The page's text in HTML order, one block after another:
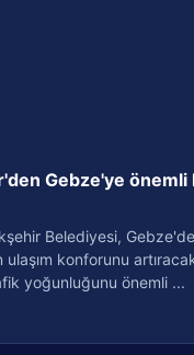
Gebze'ye önemli
Belediyesi, Gebze'de
ulaşım konforunu
yoğunluğunu önemli ...